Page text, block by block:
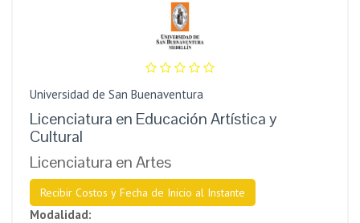
Universidad de San Buenaventura
Licenciatura en Educación Artística y
Cultural
Licenciatura en Artes
Recibir Costos y Fecha de Inicio al Instante
Modalidad: